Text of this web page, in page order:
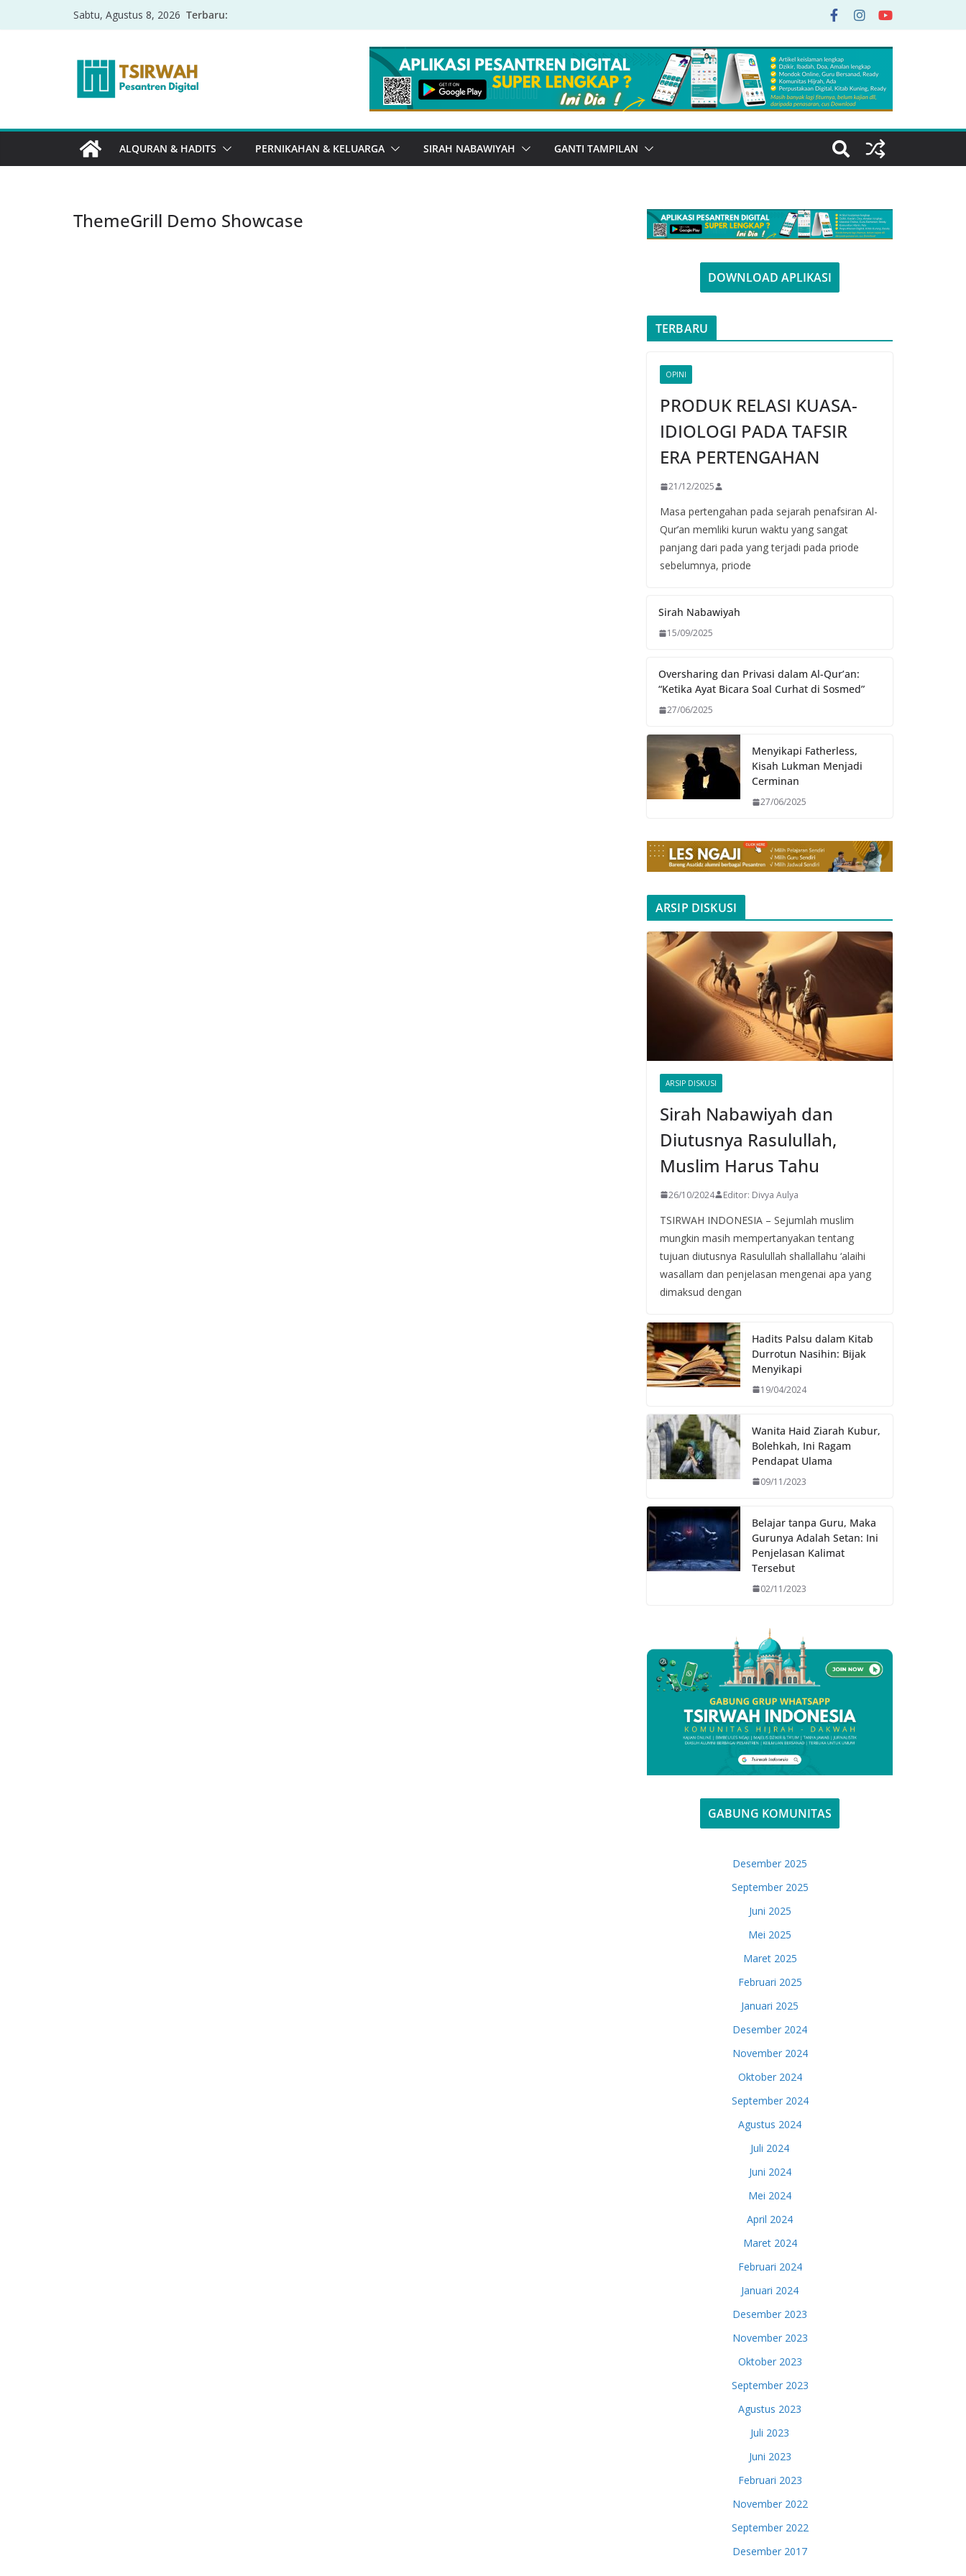
Sabtu, Agustus 8, 2026 Terbaru:
ALQURAN & HADITS PERNIKAHAN & KELUARGA SIRAH NABAWIYAH GANTI TAMPILAN
ThemeGrill Demo Showcase
DOWNLOAD APLIKASI
TERBARU
OPINI
PRODUK RELASI KUASA-
IDIOLOGI PADA TAFSIR
ERA PERTENGAHAN
21/12/2025
Masa pertengahan pada sejarah penafsiran Al-
Qur’an memliki kurun waktu yang sangat
panjang dari pada yang terjadi pada priode
sebelumnya, priode
Sirah Nabawiyah
15/09/2025
Oversharing dan Privasi dalam Al-Qur’an:
“Ketika Ayat Bicara Soal Curhat di Sosmed”
27/06/2025
Menyikapi Fatherless,
Kisah Lukman Menjadi
Cerminan
27/06/2025
ARSIP DISKUSI
ARSIP DISKUSI
Sirah Nabawiyah dan
Diutusnya Rasulullah,
Muslim Harus Tahu
26/10/2024 Editor: Divya Aulya
TSIRWAH INDONESIA – Sejumlah muslim
mungkin masih mempertanyakan tentang
tujuan diutusnya Rasulullah shallallahu ‘alaihi
wasallam dan penjelasan mengenai apa yang
dimaksud dengan
Hadits Palsu dalam Kitab
Durrotun Nasihin: Bijak
Menyikapi
19/04/2024
Wanita Haid Ziarah Kubur,
Bolehkah, Ini Ragam
Pendapat Ulama
09/11/2023
Belajar tanpa Guru, Maka
Gurunya Adalah Setan: Ini
Penjelasan Kalimat
Tersebut
02/11/2023
GABUNG KOMUNITAS
Desember 2025
September 2025
Juni 2025
Mei 2025
Maret 2025
Februari 2025
Januari 2025
Desember 2024
November 2024
Oktober 2024
September 2024
Agustus 2024
Juli 2024
Juni 2024
Mei 2024
April 2024
Maret 2024
Februari 2024
Januari 2024
Desember 2023
November 2023
Oktober 2023
September 2023
Agustus 2023
Juli 2023
Juni 2023
Februari 2023
November 2022
September 2022
Desember 2017